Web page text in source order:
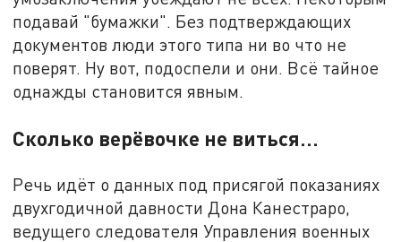
подавай "бумажки". Без подтверждающих
документов люди этого типа ни во что не
поверят. Ну вот, подоспели и они. Всё тайное
однажды становится явным.
Сколько верёвочке не виться…
Речь идёт о данных под присягой показаниях
двухгодичной давности Дона Канестраро,
ведущего следователя Управления военных